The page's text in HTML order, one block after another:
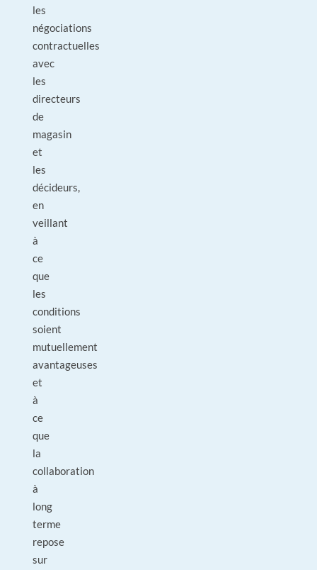
les
négociations
contractuelles
avec
les
directeurs
de
magasin
et
les
décideurs,
en
veillant
à
ce
que
les
conditions
soient
mutuellement
avantageuses
et
à
ce
que
la
collaboration
à
long
terme
repose
sur